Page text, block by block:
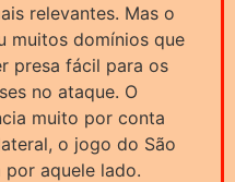
relevantes. Mas o
muitos domínios que
presa fácil para os
no ataque. O
muito por conta
o jogo do São
por aquele lado.